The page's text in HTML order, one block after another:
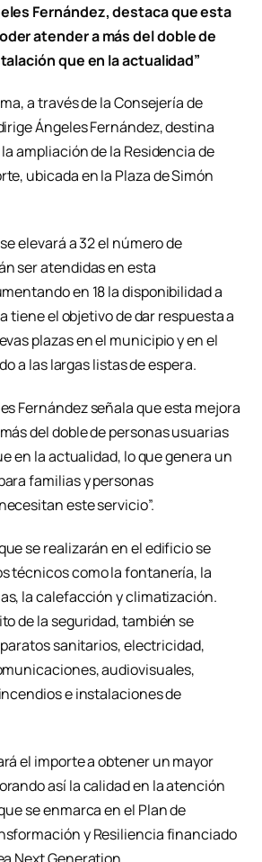
Fernández, destaca que esta
atender a más del doble de
que en la actualidad”
a través de la Consejería de
Ángeles Fernández, destina
ampliación de la Residencia de
ubicada en la Plaza de Simón
elevará a 32 el número de
ser atendidas en esta
en 18 la disponibilidad a
tiene el objetivo de dar respuesta a
plazas en el municipio y en el
a las largas listas de espera.
Fernández señala que esta mejora
del doble de personas usuarias
en la actualidad, lo que genera un
familias y personas
este servicio”.
se realizarán en el edificio se
técnicos como la fontanería, la
la calefacción y climatización.
de la seguridad, también se
sanitarios, electricidad,
audiovisuales,
e instalaciones de
el importe a obtener un mayor
así la calidad en la atención
se enmarca en el Plan de
y Resiliencia financiado